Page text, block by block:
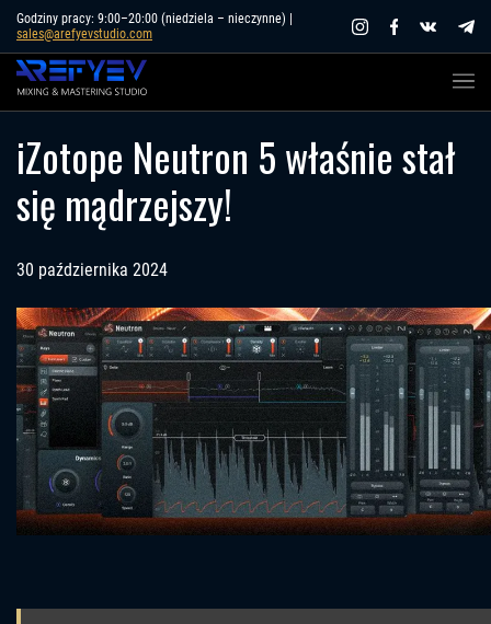
Skip
content
Godziny pracy: 9:00–20:00 (niedziela – nieczynne) |
sales@arefyevstudio.com
iZotope Neutron 5 właśnie stał
się mądrzejszy!
30 października 2024